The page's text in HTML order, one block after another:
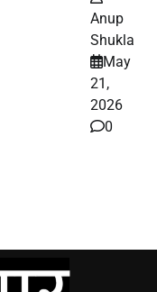
Anup
Shukla
May
21,
2026
0